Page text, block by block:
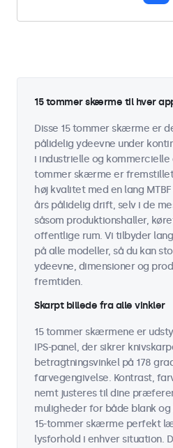
15 tommer skærme til hver
Disse 15 tommer skærme er
pålidelig ydeevne under
i industrielle og kommercielle
tommer skærme er
høj kvalitet med en lang
års pålidelig drift, selv i de
såsom produktionshaller,
offentlige rum. Vi tilbyder
på alle modeller, så du kan
ydeevne, dimensioner og
fremtiden.
Skarpt billede fra alle vinkler
15 tommer skærmene er
IPS-panel, der sikrer
betragtningsvinkel på 178
farvegengivelse. Kontrast,
nemt justeres til dine
muligheder for både blank
15-tommer skærme perfekt
lysforhold i enhver situation.